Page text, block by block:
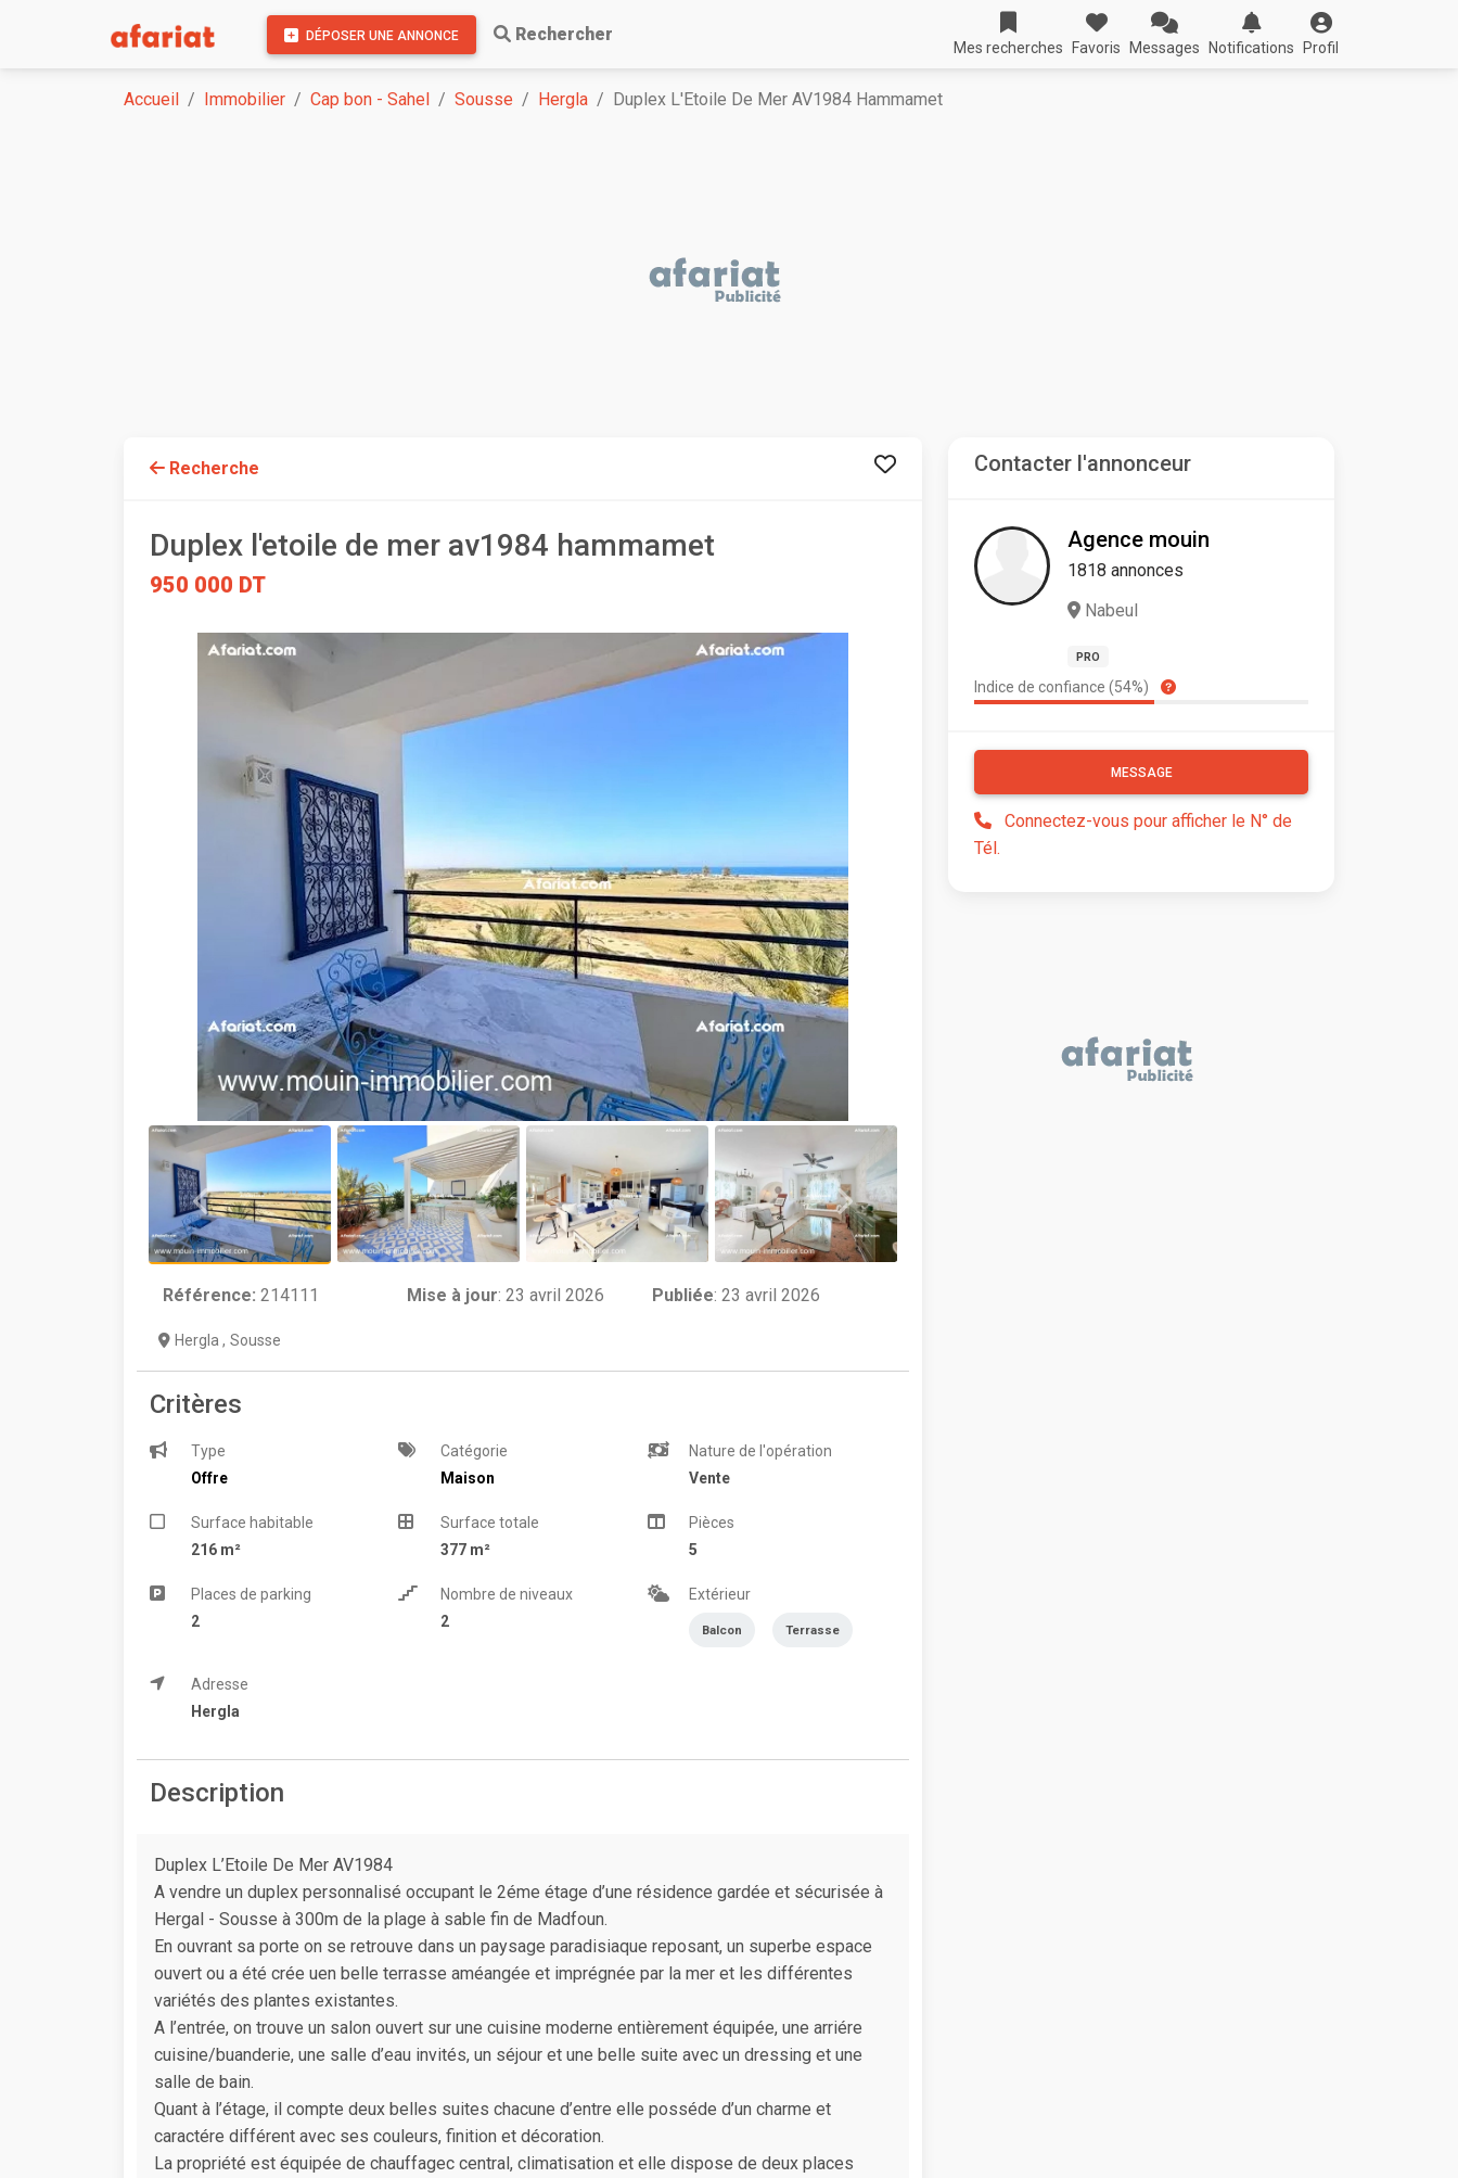
DÉPOSER UNE ANNONCE Rechercher
Mes recherches Favoris Messages Notifications Profil
Accueil Immobilier Cap bon - Sahel Sousse Hergla Duplex L'Etoile De Mer AV1984 Hammamet
Recherche
Duplex l'etoile de mer av1984 hammamet
950 000 DT
Référence: 214111 Mise à jour:23 avril 2026 Publiée: 23 avril 2026
Hergla , Sousse
Critères
Type
Offre
Catégorie
Maison
Nature de l'opération
Vente
Surface habitable
216 m²
Surface totale
377 m²
Pièces
5
Places de parking
2
Nombre de niveaux
2
Extérieur
Balcon Terrasse
Adresse
Hergla
Description
Duplex L’Etoile De Mer AV1984
A vendre un duplex personnalisé occupant le 2éme étage d’une résidence gardée et sécurisée à
Hergal - Sousse à 300m de la plage à sable fin de Madfoun.
En ouvrant sa porte on se retrouve dans un paysage paradisiaque reposant, un superbe espace
ouvert ou a été crée uen belle terrasse améangée et imprégnée par la mer et les différentes
variétés des plantes existantes.
A l’entrée, on trouve un salon ouvert sur une cuisine moderne entièrement équipée, une arriére
cuisine/buanderie, une salle d’eau invités, un séjour et une belle suite avec un dressing et une
salle de bain.
Quant à l’étage, il compte deux belles suites chacune d’entre elle posséde d’un charme et
caractére différent avec ses couleurs, finition et décoration.
La propriété est équipée de chauffagec central, climatisation et elle dispose de deux places
Contacter l'annonceur
Agence mouin
1818 annonces
Nabeul
PRO
Indice de confiance (54%)
MESSAGE
Connectez-vous pour afficher le N° de
Tél.